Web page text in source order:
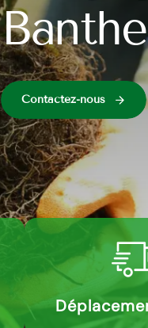
Contactez-nous